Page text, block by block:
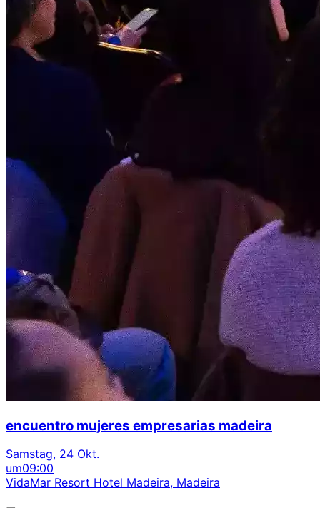
encuentro mujeres empresarias madeira
Samstag, 24 Okt.
um09:00
VidaMar Resort Hotel Madeira, Madeira